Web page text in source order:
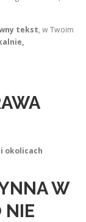
tekst, w Twoim
okolicach
W
NIE